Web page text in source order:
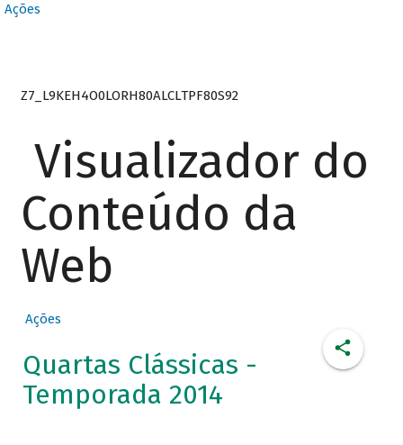
Ações
Z7_L9KEH4O0LORH80ALCLTPF80S92
Visualizador do
Conteúdo da
Web
Ações
Quartas Clássicas -
Temporada 2014